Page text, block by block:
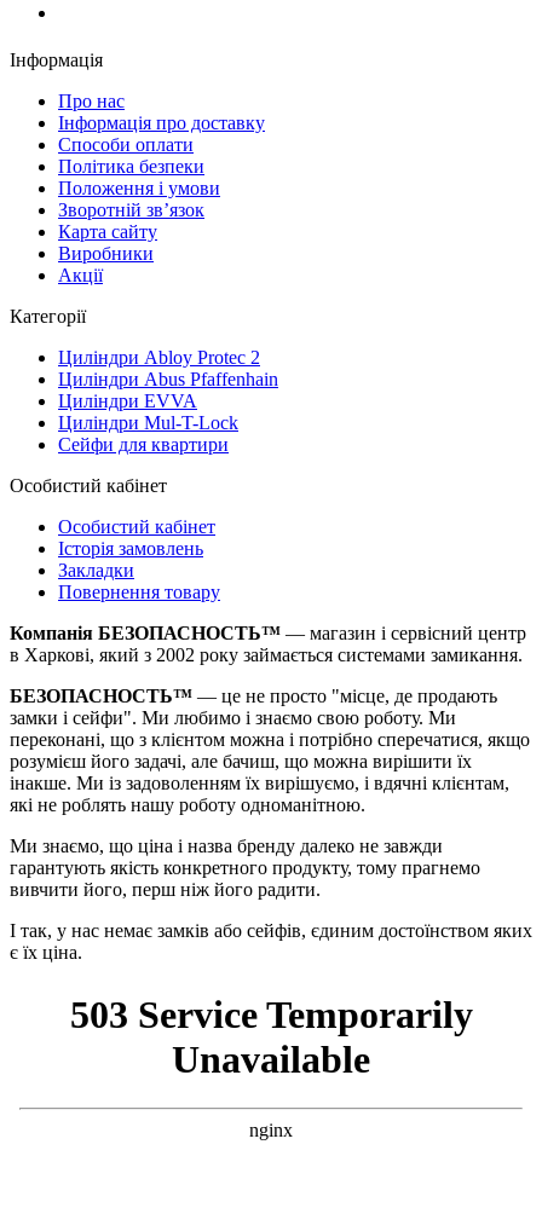
Інформація
Про нас
Iнформація про доставку
Способи оплати
Політика безпеки
Положення і умови
Зворотній зв’язок
Карта сайту
Виробники
Акції
Категорії
Циліндри Abloy Protec 2
Циліндри Abus Pfaffenhain
Циліндри EVVA
Циліндри Mul-T-Lock
Сейфи для квартири
Особистий кабінет
Особистий кабінет
Історія замовлень
Закладки
Повернення товару
Компанія БЕЗОПАСНОСТЬ™ — магазин і сервісний центр
в Харкові, який з 2002 року займається системами замикання.
БЕЗОПАСНОСТЬ™ — це не просто "місце, де продають
замки і сейфи". Ми любимо і знаємо свою роботу. Ми
переконані, що з клієнтом можна і потрібно сперечатися, якщо
розумієш його задачі, але бачиш, що можна вирішити їх
інакше. Ми із задоволенням їх вирішуємо, і вдячні клієнтам,
які не роблять нашу роботу одноманітною.
Ми знаємо, що ціна і назва бренду далеко не завжди
гарантують якість конкретного продукту, тому прагнемо
вивчити його, перш ніж його радити.
І так, у нас немає замків або сейфів, єдиним достоїнством яких
є їх ціна.